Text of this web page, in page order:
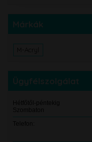
Márkák
M-Acryl
Ügyfélszolgálat
Hétfőtől-péntekig
Szombaton
Telefon: